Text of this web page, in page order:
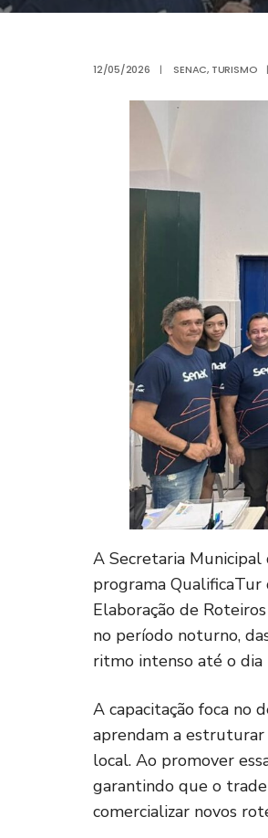
12/05/2026 | SENAC, TURISMO |
A Secretaria Municipal
programa QualificaTur
Elaboração de
no período noturno,
ritmo intenso até o dia
A capacitação foca no
aprendam a
local. Ao promover
garantindo que o
comercializar novos